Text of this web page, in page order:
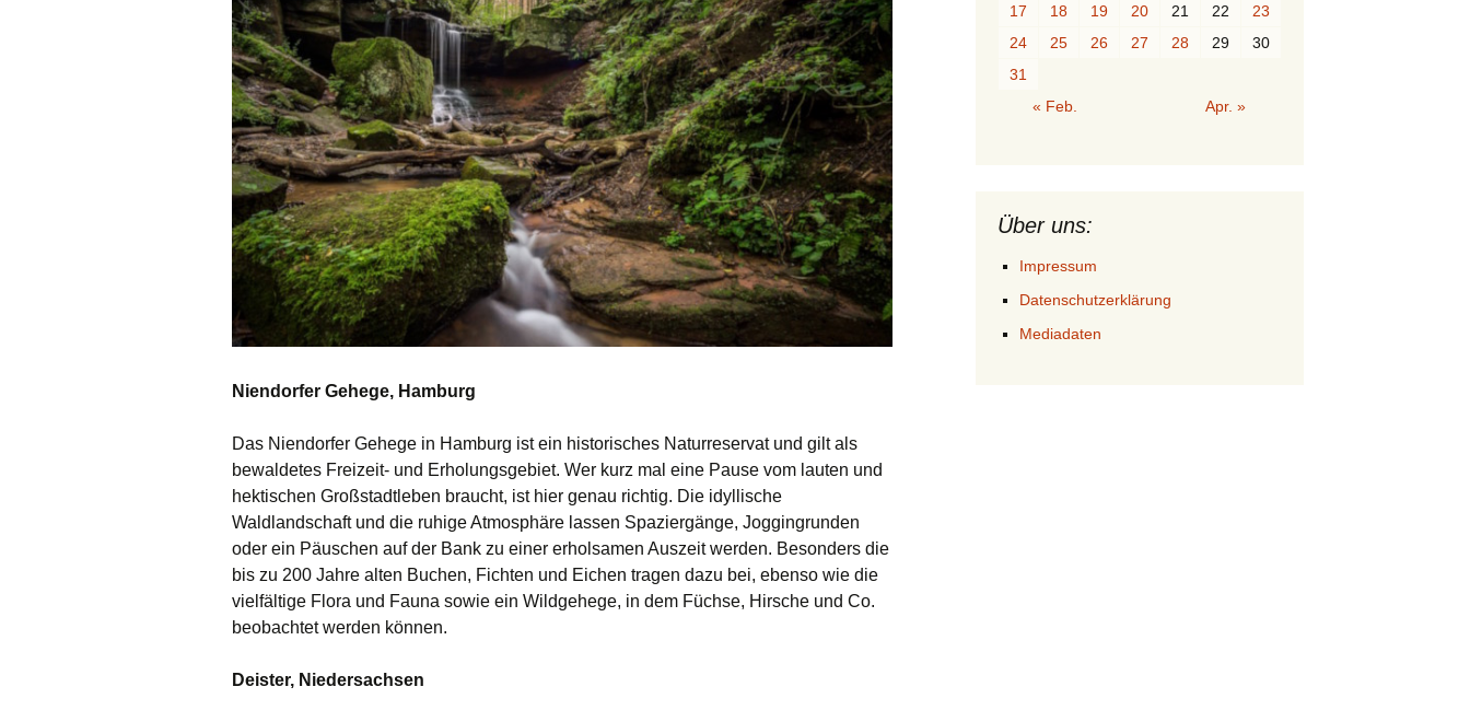
Niendorfer Gehege, Hamburg
Das Niendorfer Gehege in Hamburg ist ein historisches Naturreservat und gilt als
bewaldetes Freizeit- und Erholungsgebiet. Wer kurz mal eine Pause vom lauten und
hektischen Großstadtleben braucht, ist hier genau richtig. Die idyllische
Waldlandschaft und die ruhige Atmosphäre lassen Spaziergänge, Joggingrunden
oder ein Päuschen auf der Bank zu einer erholsamen Auszeit werden. Besonders die
bis zu 200 Jahre alten Buchen, Fichten und Eichen tragen dazu bei, ebenso wie die
vielfältige Flora und Fauna sowie ein Wildgehege, in dem Füchse, Hirsche und Co.
beobachtet werden können.
Deister, Niedersachsen
17
18 19 20 21 22
23
24
25 26 27 28 29
30
31
« Feb.
Apr. »
Über uns:
Impressum
Datenschutzerklärung
Mediadaten